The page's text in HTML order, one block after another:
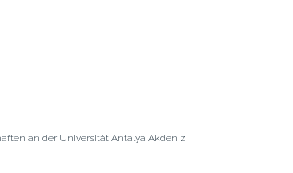
an der Universität Antalya Akdeniz